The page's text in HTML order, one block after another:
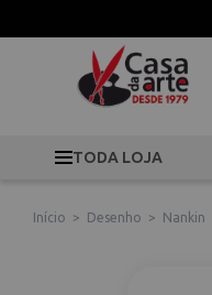
TODA LOJA
Início > Desenho > Nankin